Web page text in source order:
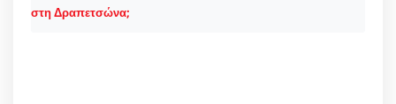
στη Δραπετσώνα;